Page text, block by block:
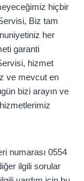
hiçbir
Biz tam
her
garanti
hizmet
ve mevcut en
bizi arayın ve
numarası 0554
ilgili sorular